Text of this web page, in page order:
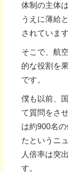
体制の主体
うえに薄給
されています
そこで、航
的な役割を
です。
僕も以前、
て質問をさ
は約900名
たというニ
人倍率は突
す。